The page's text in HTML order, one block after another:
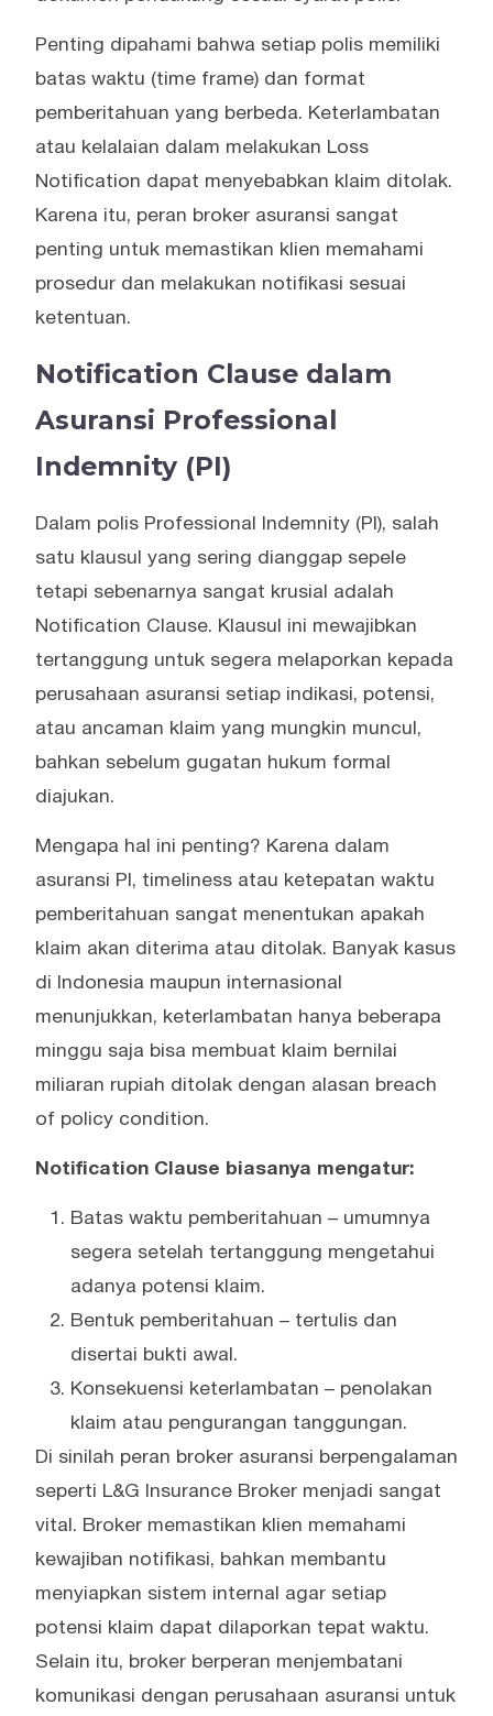
Penting dipahami bahwa setiap polis memiliki
batas waktu (time frame) dan format
pemberitahuan yang berbeda. Keterlambatan
atau kelalaian dalam melakukan Loss
Notification dapat menyebabkan klaim ditolak.
Karena itu, peran broker asuransi sangat
penting untuk memastikan klien memahami
prosedur dan melakukan notifikasi sesuai
ketentuan.
Notification Clause dalam
Asuransi Professional
Indemnity (PI)
Dalam polis Professional Indemnity (PI), salah
satu klausul yang sering dianggap sepele
tetapi sebenarnya sangat krusial adalah
Notification Clause. Klausul ini mewajibkan
tertanggung untuk segera melaporkan kepada
perusahaan asuransi setiap indikasi, potensi,
atau ancaman klaim yang mungkin muncul,
bahkan sebelum gugatan hukum formal
diajukan.
Mengapa hal ini penting? Karena dalam
asuransi PI, timeliness atau ketepatan waktu
pemberitahuan sangat menentukan apakah
klaim akan diterima atau ditolak. Banyak kasus
di Indonesia maupun internasional
menunjukkan, keterlambatan hanya beberapa
minggu saja bisa membuat klaim bernilai
miliaran rupiah ditolak dengan alasan breach
of policy condition.
Notification Clause biasanya mengatur:
Batas waktu pemberitahuan – umumnya
segera setelah tertanggung mengetahui
adanya potensi klaim.
Bentuk pemberitahuan – tertulis dan
disertai bukti awal.
Konsekuensi keterlambatan – penolakan
klaim atau pengurangan tanggungan.
Di sinilah peran broker asuransi berpengalaman
seperti L&G Insurance Broker menjadi sangat
vital. Broker memastikan klien memahami
kewajiban notifikasi, bahkan membantu
menyiapkan sistem internal agar setiap
potensi klaim dapat dilaporkan tepat waktu.
Selain itu, broker berperan menjembatani
komunikasi dengan perusahaan asuransi untuk